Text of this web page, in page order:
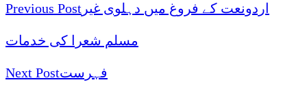
Previous Post اردونعت کے فروغ میں دہلوی غیر
مسلم شعرا کی خدمات
Next Postفہرست